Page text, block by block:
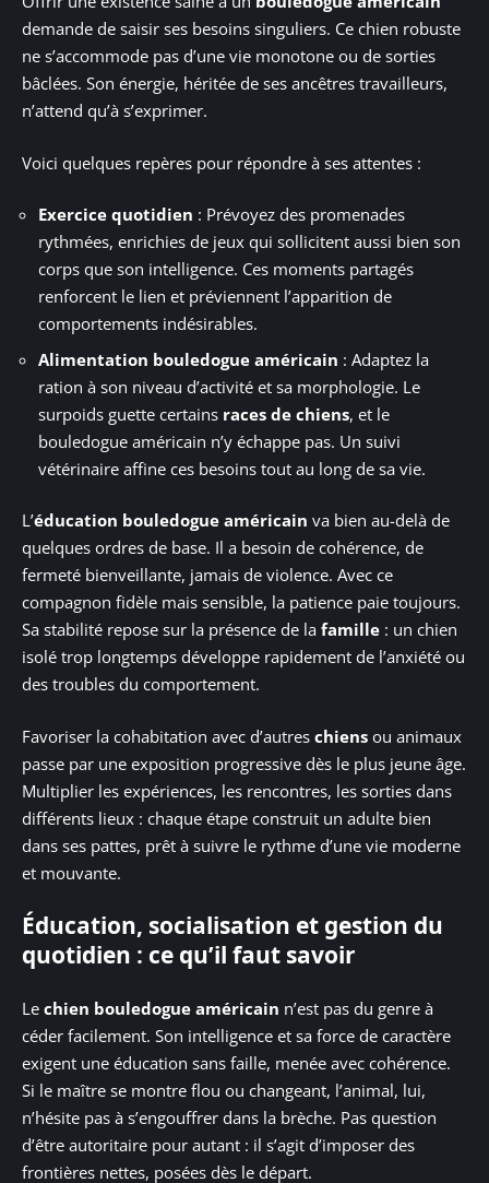
demande de saisir ses besoins singuliers. Ce chien robuste
ne s’accommode pas d’une vie monotone ou de sorties
bâclées. Son énergie, héritée de ses ancêtres travailleurs,
n’attend qu’à s’exprimer.
Voici quelques repères pour répondre à ses attentes :
Exercice quotidien : Prévoyez des promenades
rythmées, enrichies de jeux qui sollicitent aussi bien son
corps que son intelligence. Ces moments partagés
renforcent le lien et préviennent l’apparition de
comportements indésirables.
Alimentation bouledogue américain : Adaptez la
ration à son niveau d’activité et sa morphologie. Le
surpoids guette certains races de chiens, et le
bouledogue américain n’y échappe pas. Un suivi
vétérinaire affine ces besoins tout au long de sa vie.
L’éducation bouledogue américain va bien au-delà de
quelques ordres de base. Il a besoin de cohérence, de
fermeté bienveillante, jamais de violence. Avec ce
compagnon fidèle mais sensible, la patience paie toujours.
Sa stabilité repose sur la présence de la famille : un chien
isolé trop longtemps développe rapidement de l’anxiété ou
des troubles du comportement.
Favoriser la cohabitation avec d’autres chiens ou animaux
passe par une exposition progressive dès le plus jeune âge.
Multiplier les expériences, les rencontres, les sorties dans
différents lieux : chaque étape construit un adulte bien
dans ses pattes, prêt à suivre le rythme d’une vie moderne
et mouvante.
Éducation, socialisation et gestion du
quotidien : ce qu’il faut savoir
Le chien bouledogue américain n’est pas du genre à
céder facilement. Son intelligence et sa force de caractère
exigent une éducation sans faille, menée avec cohérence.
Si le maître se montre flou ou changeant, l’animal, lui,
n’hésite pas à s’engouffrer dans la brèche. Pas question
d’être autoritaire pour autant : il s’agit d’imposer des
frontières nettes, posées dès le départ.